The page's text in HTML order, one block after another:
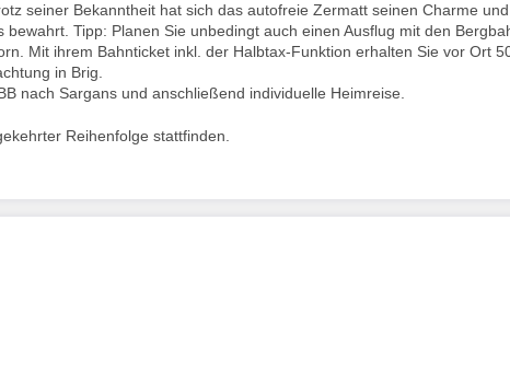
seiner Bekanntheit hat sich das autofreie Zermatt seinen Charme
Tipp: Planen Sie unbedingt auch einen Ausflug mit den
Mit ihrem Bahnticket inkl. der Halbtax-Funktion erhalten Sie vor Ort
in Brig.
nach Sargans und anschließend individuelle Heimreise.
Reihenfolge stattfinden.